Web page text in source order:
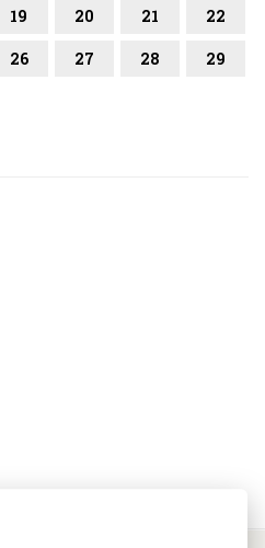
19 20 21 22
26 27 28 29